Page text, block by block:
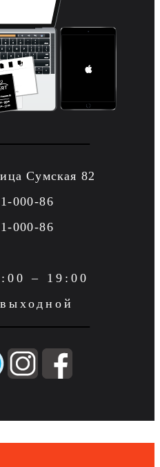
Сумская 82
000-86
000-86
– 19:00